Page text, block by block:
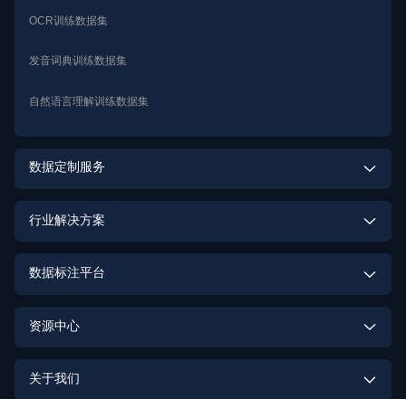
OCR训练数据集
发音词典训练数据集
自然语言理解训练数据集
数据定制服务
激光雷达点云数据定制
OCR数据定制
行为识别数据定制
行业解决方案
智能驾驶解决方案
数据标注平台
数据标注实训平台
资源中心
关于我们